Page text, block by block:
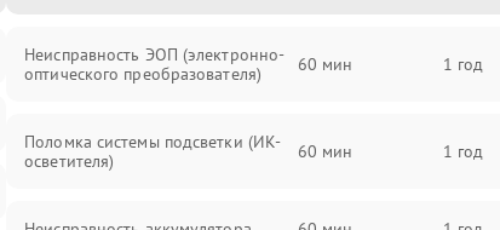
Неисправность ЭОП (электронно-
оптического преобразователя)
60 мин 1 год
Поломка системы подсветки (ИК-
осветителя)
60 мин 1 год